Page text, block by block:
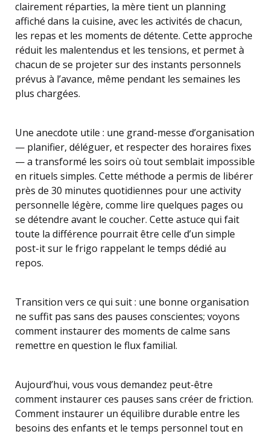
clairement réparties, la mère tient un planning
affiché dans la cuisine, avec les activités de chacun,
les repas et les moments de détente. Cette approche
réduit les malentendus et les tensions, et permet à
chacun de se projeter sur des instants personnels
prévus à l’avance, même pendant les semaines les
plus chargées.
Une anecdote utile : une grand-messe d’organisation
— planifier, déléguer, et respecter des horaires fixes
— a transformé les soirs où tout semblait impossible
en rituels simples. Cette méthode a permis de libérer
près de 30 minutes quotidiennes pour une activity
personnelle légère, comme lire quelques pages ou
se détendre avant le coucher. Cette astuce qui fait
toute la différence pourrait être celle d’un simple
post-it sur le frigo rappelant le temps dédié au
repos.
Transition vers ce qui suit : une bonne organisation
ne suffit pas sans des pauses conscientes; voyons
comment instaurer des moments de calme sans
remettre en question le flux familial.
Aujourd’hui, vous vous demandez peut-être
comment instaurer ces pauses sans créer de friction.
Comment instaurer un équilibre durable entre les
besoins des enfants et le temps personnel tout en